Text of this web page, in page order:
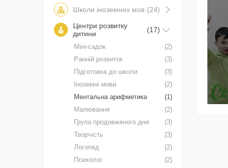
Школи іноземних мов (24)
Центри розвитку
дитини
(17)
Міні-садок
(2)
Ранній розвиток
(3)
Підготовка до школи
(3)
Іноземні мови
(2)
Ментальна арифметика
(1)
Малювання
(2)
Група продовженого дня
(3)
Творчість
(3)
Логопед
(2)
Психолог
(2)